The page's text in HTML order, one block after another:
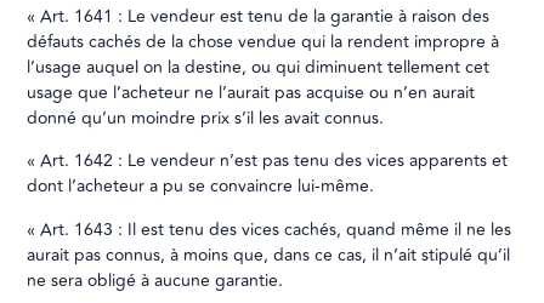
« Art. 1641 : Le vendeur est tenu de la garantie à raison des
défauts cachés de la chose vendue qui la rendent impropre à
l’usage auquel on la destine, ou qui diminuent tellement cet
usage que l’acheteur ne l’aurait pas acquise ou n’en aurait
donné qu’un moindre prix s’il les avait connus.
« Art. 1642 : Le vendeur n’est pas tenu des vices apparents et
dont l’acheteur a pu se convaincre lui-même.
« Art. 1643 : Il est tenu des vices cachés, quand même il ne les
aurait pas connus, à moins que, dans ce cas, il n’ait stipulé qu’il
ne sera obligé à aucune garantie.